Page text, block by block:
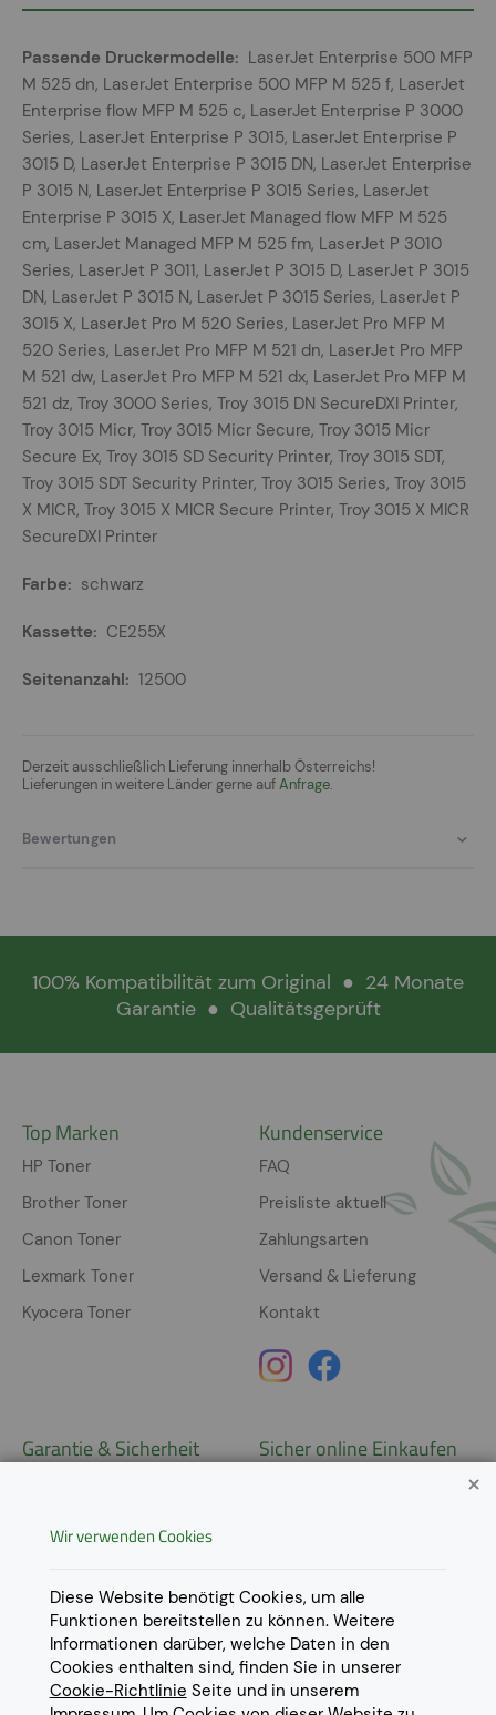
Mehr
Informationen
LaserJet Enterprise 500 MFP
M 525 dn, LaserJet Enterprise 500 MFP M 525 f, LaserJet
Enterprise flow MFP M 525 c, LaserJet Enterprise P 3000
Series, LaserJet Enterprise P 3015, LaserJet Enterprise P
3015 D, LaserJet Enterprise P 3015 DN, LaserJet Enterprise
P 3015 N, LaserJet Enterprise P 3015 Series, LaserJet
Enterprise P 3015 X, LaserJet Managed flow MFP M 525
cm, LaserJet Managed MFP M 525 fm, LaserJet P 3010
Series, LaserJet P 3011, LaserJet P 3015 D, LaserJet P 3015
DN, LaserJet P 3015 N, LaserJet P 3015 Series, LaserJet P
3015 X, LaserJet Pro M 520 Series, LaserJet Pro MFP M
520 Series, LaserJet Pro MFP M 521 dn, LaserJet Pro MFP
M 521 dw, LaserJet Pro MFP M 521 dx, LaserJet Pro MFP M
521 dz, Troy 3000 Series, Troy 3015 DN SecureDXI Printer,
Troy 3015 Micr, Troy 3015 Micr Secure, Troy 3015 Micr
Secure Ex, Troy 3015 SD Security Printer, Troy 3015 SDT,
Troy 3015 SDT Security Printer, Troy 3015 Series, Troy 3015
X MICR, Troy 3015 X MICR Secure Printer, Troy 3015 X MICR
SecureDXI Printer
schwarz
CE255X
12500
Derzeit ausschließlich Lieferung innerhalb Österreichs!
Lieferungen in weitere Länder gerne aufAnfrage.
Bewertungen
100% Kompatibilität zum Original ● 24 Monate
Garantie ● Qualitätsgeprüft
Top Marken
HP Toner
Brother Toner
Canon Toner
Lexmark Toner
Kyocera Toner
Kundenservice
FAQ
Preisliste aktuell
Zahlungsarten
Versand & Lieferung
Kontakt
Garantie & Sicherheit
Datenschutz
Impressum
Cookie Einstellungen
Sicher online Einkaufen
Lieferungen in weitere Länder
gerne aufAnfrage
Wir verwenden Cookies
Diese Website benötigt Cookies, um alle
Funktionen bereitstellen zu können. Weitere
Informationen darüber, welche Daten in den
Cookies enthalten sind, finden Sie in unserer
Cookie-Richtlinie Seite und in unserem